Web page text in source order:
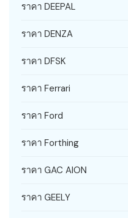
ราคา DEEPAL
ราคา DENZA
ราคา DFSK
ราคา Ferrari
ราคา Ford
ราคา Forthing
ราคา GAC AION
ราคา GEELY